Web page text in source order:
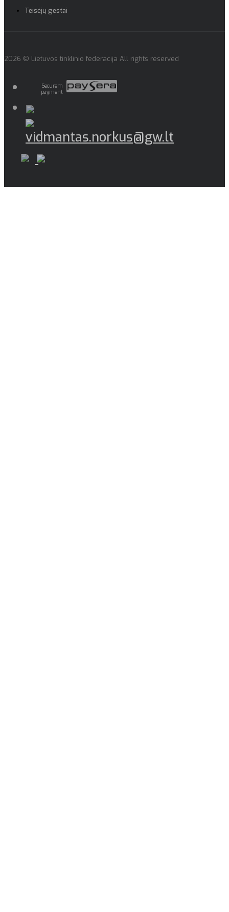
Teisėjų gestai
2026 © Lietuvos tinklinio federacija All rights reserved
Securem
payment